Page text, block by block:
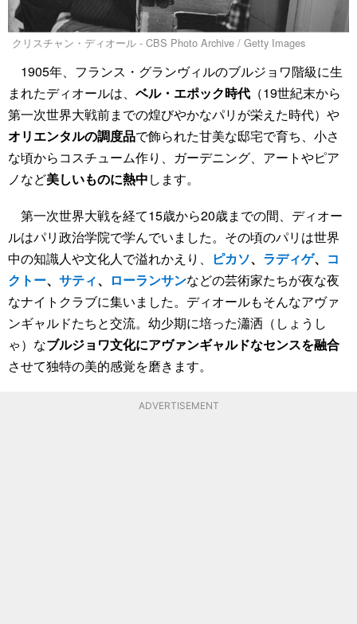
クリスチャン・ディオール - CBS Photo Archive / Getty Images
1905年、フランス・グランヴィルのブルジョワ階級に生
まれたディオールは、 ベル・エポック時代 （19世紀末から
第一次世界大戦前までの煌びやかなパリが栄えた時代）や
オリエンタルの調度品で飾られた甘美な邸宅で育ち、小さ
な頃からコスチューム作り、ガーデニング、アートやピア
ノなど美しいものに熱中します。
第一次世界大戦を経て15歳から20歳までの間、ディオー
ルはパリ政治学院で学んでいました。その頃のパリは世界
中の知識人や文化人で溢れかえり、
ピカソ、 ラディゲ、 コ
クトー、 サティ、 ローランサンなどの芸術家たちが夜な夜
なナイトクラブに集いました。ディオールもそんなアヴァ
ンギャルドたちと交流。幼少期に培った瀟洒（しょうし
ゃ）なブルジョワ文化にアヴァンギャルドなセンスを融合
させて独特の美的感覚を磨きます。
ADVERTISEMENT